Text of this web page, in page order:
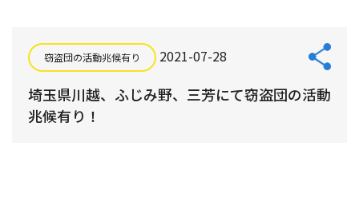
窃盗団の活動兆候有り 2021-07-28
埼玉県川越、ふじみ野、三芳にて窃盗団の活動
兆候有り！